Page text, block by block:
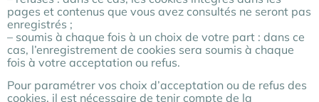
pages et contenus que vous avez consultés ne seront pas
enregistrés ;
– soumis à chaque fois à un choix de votre part : dans ce
cas, l’enregistrement de cookies sera soumis à chaque
fois à votre acceptation ou refus.
Pour paramétrer vos choix d’acceptation ou de refus des
cookies, il est nécessaire de tenir compte de la